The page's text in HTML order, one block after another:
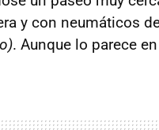
y con neumáticos
. Aunque lo parece